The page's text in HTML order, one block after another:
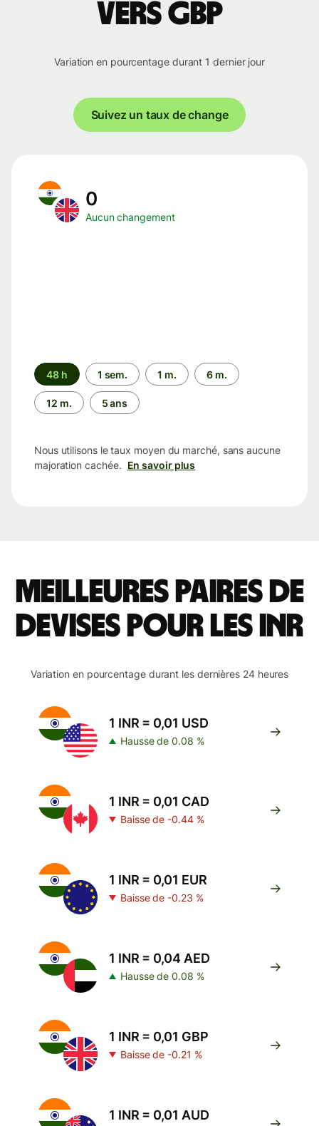
vers GBP
Variation en pourcentage durant 1 dernier jour
Suivez un taux de change
0
Aucun changement
Période
48 h 1 sem. 1 m. 6 m.
12 m. 5 ans
Nous utilisons le taux moyen du marché, sans aucune
majoration cachée. En savoir plus
Meilleures paires de
devises pour les INR
Variation en pourcentage durant les dernières 24 heures
1 INR = 0,01 USD
Hausse de 0.08 %
1 INR = 0,01 CAD
Baisse de -0.44 %
1 INR = 0,01 EUR
Baisse de -0.23 %
1 INR = 0,04 AED
Hausse de 0.08 %
1 INR = 0,01 GBP
Baisse de -0.21 %
1 INR = 0,01 AUD